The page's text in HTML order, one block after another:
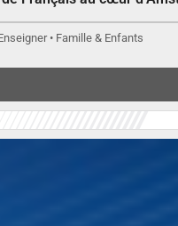
• Famille & Enfants